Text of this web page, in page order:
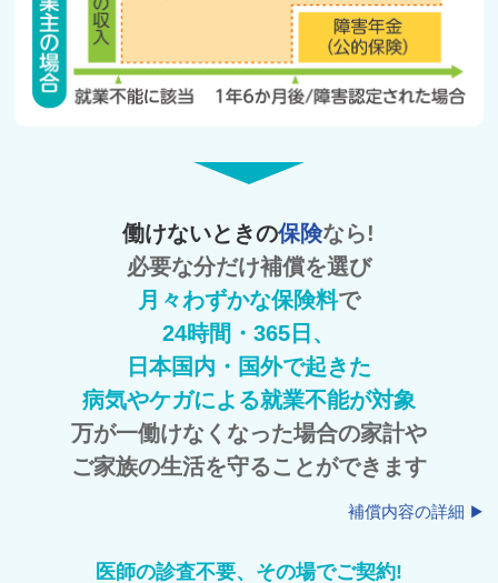
働けないときの保険なら!
必要な分だけ補償を選び
月々わずかな保険料で
24時間・365日、
日本国内・国外で起きた
病気やケガによる就業不能が対象
万が一働けなくなった場合の家計や
ご家族の生活を守ることができます
補償内容の詳細
医師の診査不要、その場でご契約!